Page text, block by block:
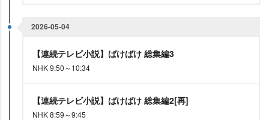
2026-05-04
【連続テレビ小説】ばけばけ 総集編3
NHK 9:50～10:34
【連続テレビ小説】ばけばけ 総集編2[再]
NHK 8:59～9:45